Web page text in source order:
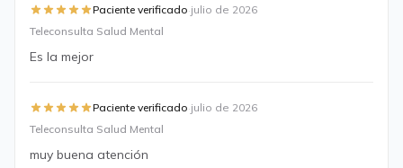
Paciente verificado·julio de 2026
Teleconsulta Salud Mental
Es la mejor
Paciente verificado·julio de 2026
Teleconsulta Salud Mental
muy buena atención